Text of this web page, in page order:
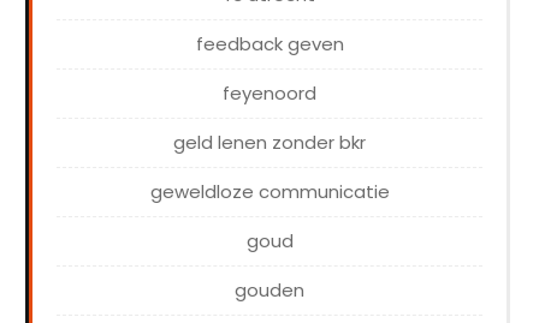
feedback geven
feyenoord
geld lenen zonder bkr
geweldloze communicatie
goud
gouden